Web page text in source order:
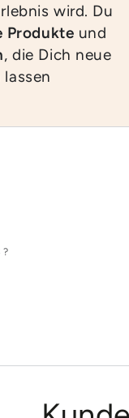
wird. Du
Produkte und
, die Dich neue